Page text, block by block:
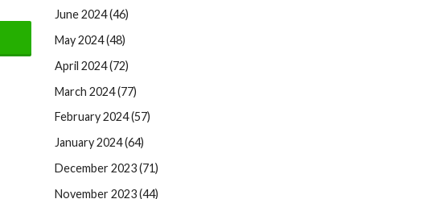
June 2024 (46)
May 2024 (48)
April 2024 (72)
March 2024 (77)
February 2024 (57)
January 2024 (64)
December 2023 (71)
November 2023 (44)